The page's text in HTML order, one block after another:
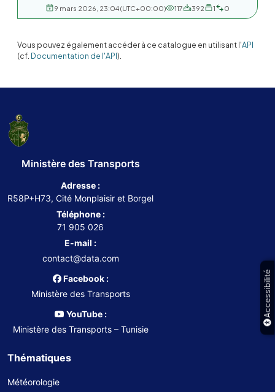
Accessibilité
9 mars 2026, 23:04 (UTC+00:00) 117 392 1 0
Vous pouvez également accéder à ce catalogue en utilisant l'API
(cf. Documentation de l'API).
Ministère des Transports
Adresse :
R58P+H73, Cité Monplaisir et Borgel
Téléphone :
71 905 026
E-mail :
contact@data.com
Facebook :
Ministère des Transports
YouTube :
Ministère des Transports – Tunisie
Thématiques
Météorologie